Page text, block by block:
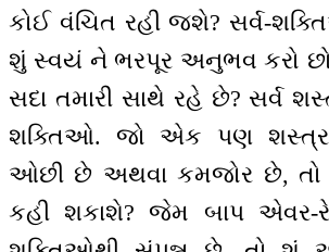
કોઈ વંચિત રહી જશે? સર્વ-
શું સ્વયં ને ભરપૂર અનુભવ કરો
સદા તમારી સાથે રહે છે? સર્વ
શક્તિઓ. જો એક પણ શસ્ત્ર
ઓછી છે અથવા કમજોર છે, તો
કહી શકાશે? જેમ બાપ એવર-